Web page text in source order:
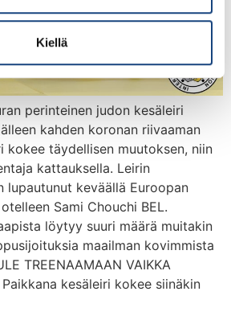
Kiellä
perinteinen judon kesäleiri
kahden koronan riivaaman
kokee täydellisen muutoksen, niin
kattauksella. Leirin
lupautunut keväällä Euroopan
Sami Chouchi BEL.
löytyy suuri määrä muitakin
maailman kovimmista
TREENAAMAAN VAIKKA
Paikkana kesäleiri kokee siinäkin